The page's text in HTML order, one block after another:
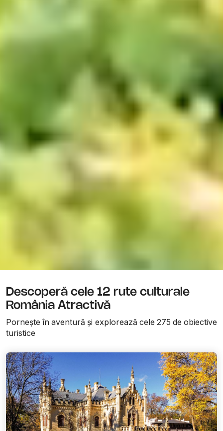
Descoperă cele 12 rute culturale
România Atractivă
Pornește în aventură și explorează cele 275 de obiective
turistice